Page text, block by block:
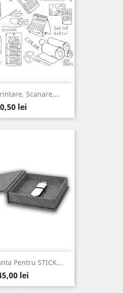
Scanare,...
Pret
0,50 lei
Pentru STICK...
lei